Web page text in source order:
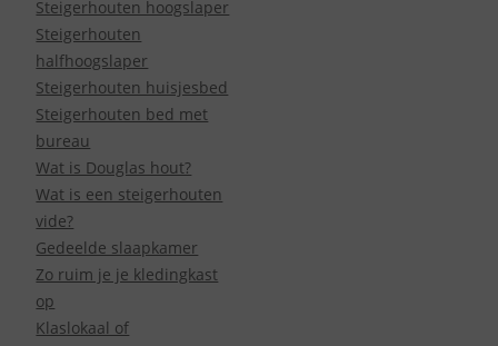
Steigerhouten hoogslaper
Steigerhouten
halfhoogslaper
Steigerhouten huisjesbed
Steigerhouten bed met
bureau
Wat is Douglas hout?
Wat is een steigerhouten
vide?
Gedeelde slaapkamer
Zo ruim je je kledingkast
op
Klaslokaal of